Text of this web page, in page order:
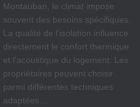
Montauban, le climat impose
souvent des besoins spécifiques.
La qualité de l’isolation influence
directement le confort thermique
et l’acoustique du logement. Les
propriétaires peuvent choisir
parmi différentes techniques
adaptées…